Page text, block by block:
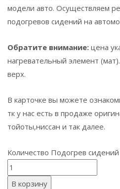
модели авто. Осуществляем
подогревов сидений на
Обратите внимание: цена
нагревательный элемент
верх.
В карточке вы можете
тк у нас есть в продаже
тойоты,ниссан и так далее.
Количество Подогрев
В корзину